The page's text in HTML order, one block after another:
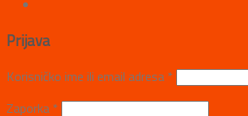
Prijava
Korisničko ime ili email adresa *
Zaporka *